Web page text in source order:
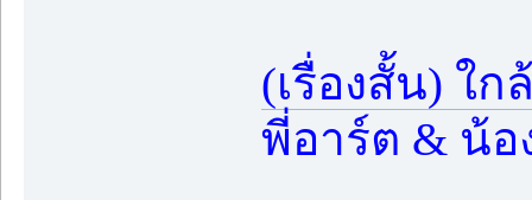
(เรื่องสั้น) ใก
พี่อาร์ต & น้